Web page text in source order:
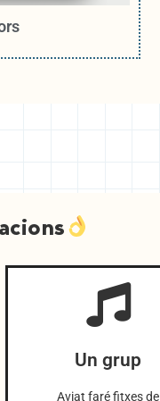
Un grup
Aviat faré fitxes de